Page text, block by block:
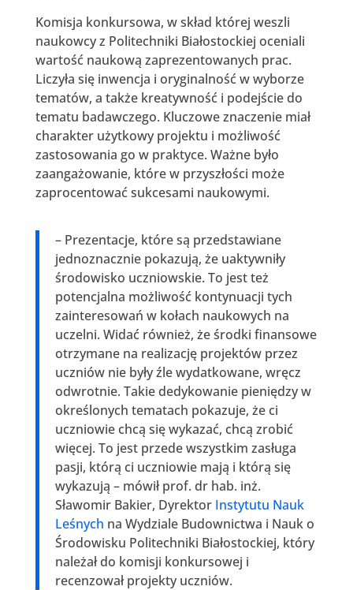
Komisja konkursowa, w skład której weszli
naukowcy z Politechniki Białostockiej oceniali
wartość naukową zaprezentowanych prac.
Liczyła się inwencja i oryginalność w wyborze
tematów, a także kreatywność i podejście do
tematu badawczego. Kluczowe znaczenie miał
charakter użytkowy projektu i możliwość
zastosowania go w praktyce. Ważne było
zaangażowanie, które w przyszłości może
zaprocentować sukcesami naukowymi.
– Prezentacje, które są przedstawiane
jednoznacznie pokazują, że uaktywniły
środowisko uczniowskie. To jest też
potencjalna możliwość kontynuacji tych
zainteresowań w kołach naukowych na
uczelni. Widać również, że środki finansowe
otrzymane na realizację projektów przez
uczniów nie były źle wydatkowane, wręcz
odwrotnie. Takie dedykowanie pieniędzy w
określonych tematach pokazuje, że ci
uczniowie chcą się wykazać, chcą zrobić
więcej. To jest przede wszystkim zasługa
pasji, którą ci uczniowie mają i którą się
wykazują – mówił prof. dr hab. inż.
Sławomir Bakier, Dyrektor Instytutu Nauk
Leśnych na Wydziale Budownictwa i Nauk o
Środowisku Politechniki Białostockiej, który
należał do komisji konkursowej i
recenzował projekty uczniów.